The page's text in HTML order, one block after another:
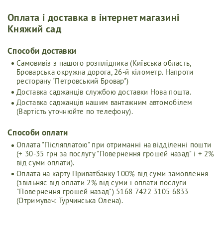
Оплата і доставка в інтернет магазині
Княжий сад
Cпособи доставки
Самовивіз з нашого розплідника (Київська область,
Броварська окружна дорога, 26-й кілометр. Напроти
ресторану "Петровський Бровар")
Доставка саджанців службою доставки Нова пошта.
Доставка саджанців нашим вантажним автомобілем
(Вартість уточнюйте по телефону).
Способи оплати
Оплата "Післяплатою" при отриманні на відділенні пошти
(+ 30-35 грн за послугу "Повернення грошей назад" і + 2%
від суми оплати).
Оплата на карту Приватбанку 100% від суми замовлення
(звільняє від оплати 2% від суми і оплати послуги
"Повернення грошей назад") 5168 7422 3105 6833
(Отримувач: Турчинська Олена).